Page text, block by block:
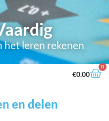
het leren rekenen
€0.00
0
en delen